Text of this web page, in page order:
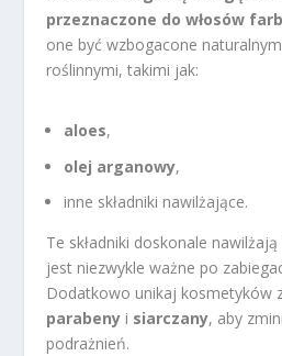
przeznaczone do włosów
one być wzbogacone
roślinnymi, takimi jak:
aloes,
olej arganowy,
inne składniki nawilżające.
Te składniki doskonale
jest niezwykle ważne po
Dodatkowo unikaj kosmetyków
parabeny i siarczany, aby
podrażnień.